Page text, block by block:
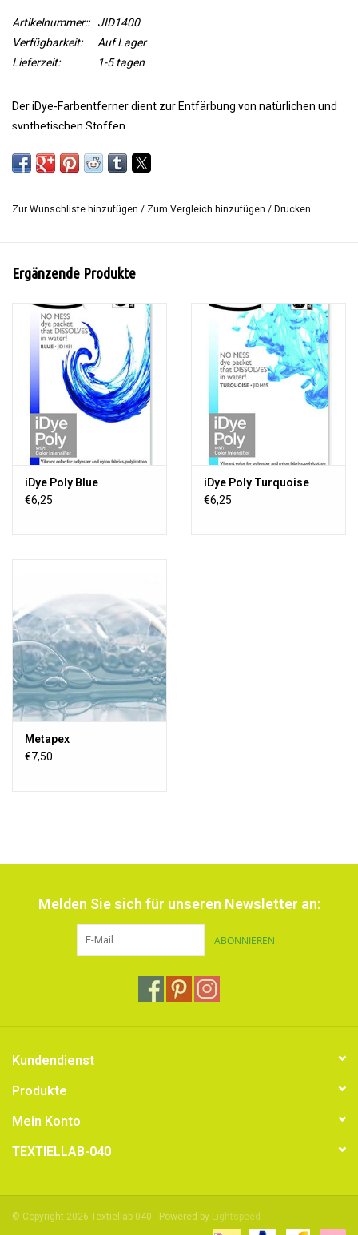
Artikelnummer::
JID1400
Verfügbarkeit:
Auf Lager
Lieferzeit:
1-5 tagen
Der iDye-Farbentferner dient zur Entfärbung von natürlichen und
synthetischen Stoffen.
Die wasserlösliche Packung hellt oder entfernt eine Farbe und hellt
Weiß auf. Enthält kein Bleichmittel und ist einfach zu bedienen.
Einige Stoffe werden leichter als andere Stoffe und einige
Inhalt: 14 Gramm
Zur Wunschliste hinzufügen / Zum Vergleich hinzufügen / Drucken
Ergänzende Produkte
iDye Poly Blue
€6,25
iDye Poly Turquoise
€6,25
Metapex
€7,50
Melden Sie sich für unseren Newsletter an:
ABONNIEREN
Kundendienst
Produkte
Mein Konto
TEXTIELLAB-040
© Copyright 2026 Textiellab-040 - Powered by Lightspeed